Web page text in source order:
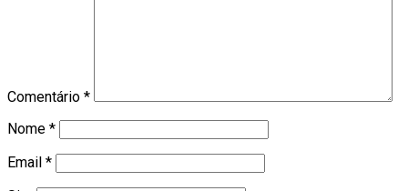
Comentário *
Nome *
Email *